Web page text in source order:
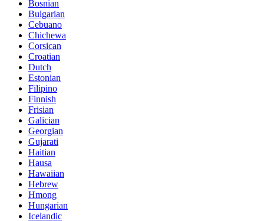
Bosnian
Bulgarian
Cebuano
Chichewa
Corsican
Croatian
Dutch
Estonian
Filipino
Finnish
Frisian
Galician
Georgian
Gujarati
Haitian
Hausa
Hawaiian
Hebrew
Hmong
Hungarian
Icelandic